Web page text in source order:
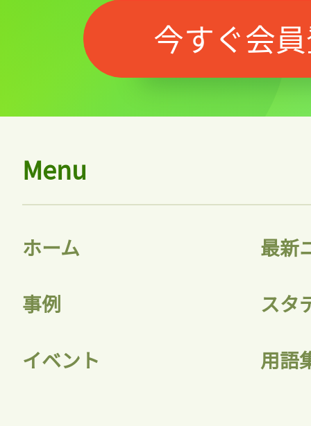
今すぐ会
Menu
ホーム 最新
事例 スタ
イベント 用語